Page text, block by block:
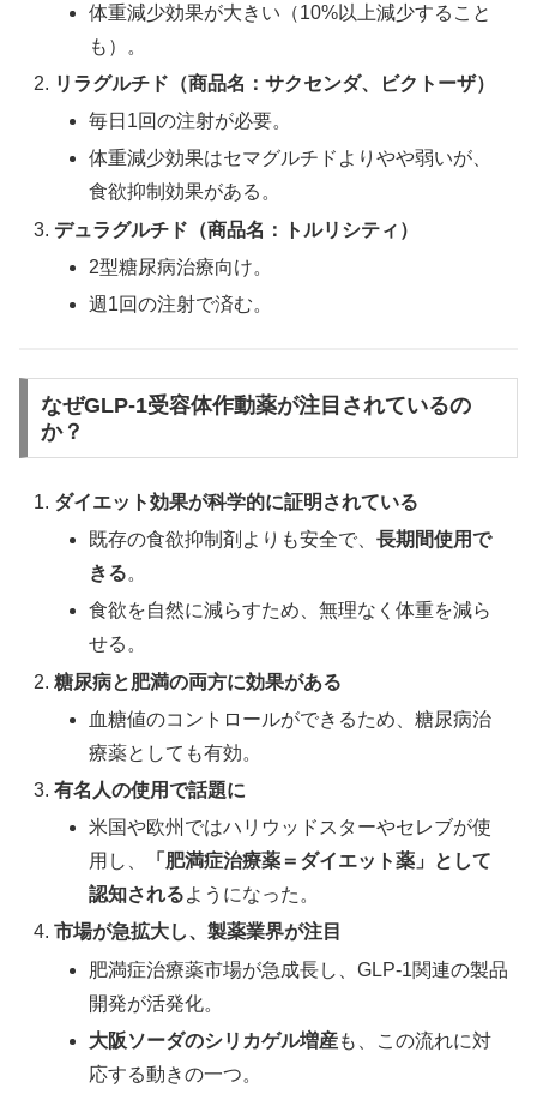
体重減少効果が大きい（10%以上減少すること
も）。
リラグルチド（商品名：サクセンダ、ビクトーザ）
毎日1回の注射が必要。
体重減少効果はセマグルチドよりやや弱いが、
食欲抑制効果がある。
デュラグルチド（商品名：トルリシティ）
2型糖尿病治療向け。
週1回の注射で済む。
なぜGLP-1受容体作動薬が注目されているの
か？
ダイエット効果が科学的に証明されている
既存の食欲抑制剤よりも安全で、長期間使用で
きる。
食欲を自然に減らすため、無理なく体重を減ら
せる。
糖尿病と肥満の両方に効果がある
血糖値のコントロールができるため、糖尿病治
療薬としても有効。
有名人の使用で話題に
米国や欧州ではハリウッドスターやセレブが使
用し、
「肥満症治療薬＝ダイエット薬」として
認知されるようになった。
市場が急拡大し、製薬業界が注目
肥満症治療薬市場が急成長し、GLP-1関連の製品
開発が活発化。
大阪ソーダのシリカゲル増産も、この流れに対
応する動きの一つ。